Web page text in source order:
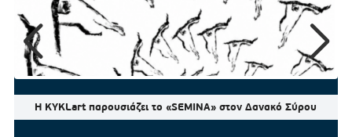
Η KYKLart παρουσιάζει το «SEMINA» στον Δανακό Σύρου